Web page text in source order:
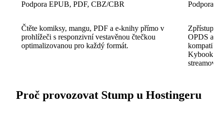
Podpora EPUB, PDF, CBZ/CBR
Čtěte komiksy, mangu, PDF a e-knihy přímo v
prohlížeči s responzivní vestavěnou čtečkou
optimalizovanou pro každý formát.
Podpora
OPDS a
Kybook,
Proč provozovat Stump u Hostingeru